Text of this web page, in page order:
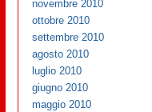
novembre 2010
ottobre 2010
settembre 2010
agosto 2010
luglio 2010
giugno 2010
maggio 2010